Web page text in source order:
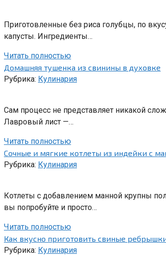
Приготовленные без риса голубцы, по
капусты. Ингредиенты…
Читать полностью
Домашняя тушенка из свинины в духовке
Рубрика: Кулинария
Сам процесс не представляет никакой
Лавровый лист —…
Читать полностью
Сочные и мягкие котлеты из индейки с
Рубрика: Кулинария
Котлеты с добавлением манной крупны
вы попробуйте и просто…
Читать полностью
Как вкусно приготовить свиные
Рубрика: Кулинария